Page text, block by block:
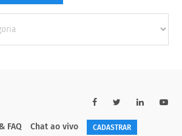
FAQ Chat ao vivo CADASTRAR